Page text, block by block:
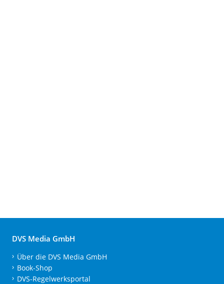
DVS Media GmbH
Über die DVS Media GmbH
Book-Shop
DVS-Regelwerksportal